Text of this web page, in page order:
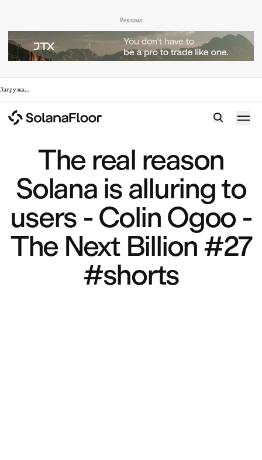
Реклама
Загрузка...
The real reason
Solana is alluring to
users - Colin Ogoo -
The Next Billion #27
#shorts